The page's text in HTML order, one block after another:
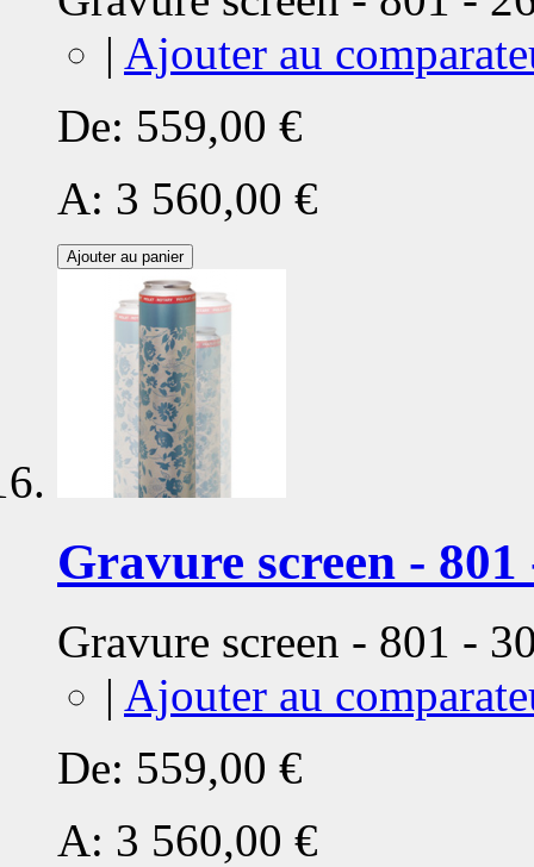
| Ajouter au
De: 559,00 €
A: 3 560,00 €
Ajouter au panier
Gravure screen - 801
Gravure screen - 801 -
| Ajouter au
De: 559,00 €
A: 3 560,00 €